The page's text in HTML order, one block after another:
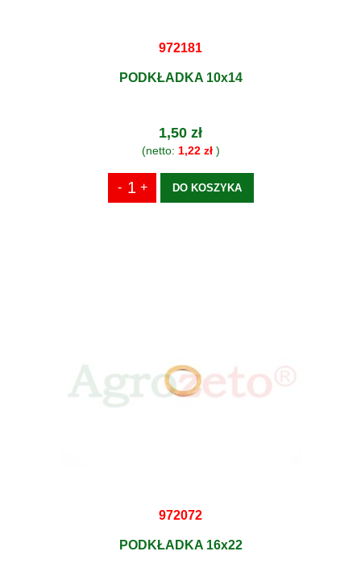
972181
PODKŁADKA 10x14
1,50 zł
(netto: 1,22 zł)
DO KOSZYKA
972072
PODKŁADKA 16x22